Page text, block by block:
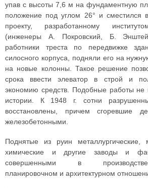
упав с высоты 7,6 м на фундаментную
положение под углом 26° и
проекту, разработанному
(инженеры А. Покровский, Б.
работники треста по передвижке
силосного корпуса, подняли его на
на новые колонны. Такое решение
срока ввести элеватор в строй и
экономию средств. Подобные работы не
истории. К 1948 г. сотни
восстановлены, причем сгоревшие
железобетонными.
Поднятые из руин металлургические,
химические и другие заводы и
совершенными в
планировочном и архитектурном